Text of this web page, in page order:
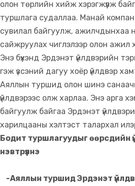
олон төрлийн хийж хэрэгжүүлж
туршлага судаллаа. Манай
сувилал байгуулж, ажилчдынхаа
сайжруулах чиглэлээр олон ажил
Энэ бүхэнд Эрдэнэт үйлдвэрийн
гэж үзсэний дагуу хоёр үйлдвэр
Аяллын туршид олон шинэ
үйлдвэрээс олж харлаа. Энэ арга
байгуулж байгаа Эрдэнэт
харилцааны хэлтэст талархал
Бодит туршлагуудыг өөрсдийн
нэвтрүүлнэ
-Аяллын туршид Эрдэнэт